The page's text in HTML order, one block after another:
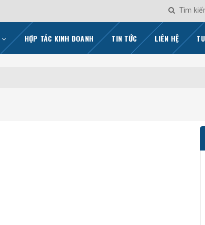
HỢP TÁC KINH DOANH TIN TỨC LIÊN HỆ